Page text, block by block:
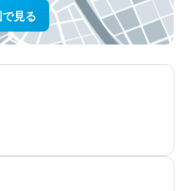
見る